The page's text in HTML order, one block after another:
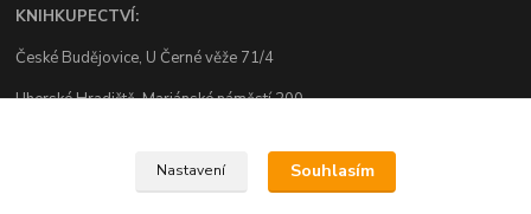
KNIHKUPECTVÍ:
České Budějovice, U Černé věže 71/4
Uherské Hradiště, Mariánské náměstí 200
Nastavení Souhlasím